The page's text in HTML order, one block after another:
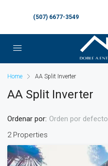
(507) 6677-3549
Home AA Split Inverter
AA Split Inverter
2 Properties
Ordenar por: Orden por defecto